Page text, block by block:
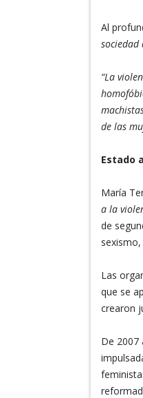
Al
sociedad
“La
de las
Estado
María
a la
de
Las
que se
crearon
De 2007